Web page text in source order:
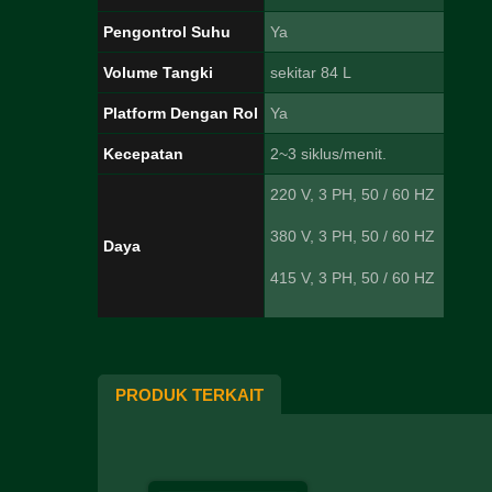
Pengontrol Suhu Ya
Volume Tangki sekitar 84 L
Platform Dengan Rol Ya
Kecepatan 2~3 siklus/menit.
Daya
220 V, 3 PH, 50 / 60 HZ
380 V, 3 PH, 50 / 60 HZ
415 V, 3 PH, 50 / 60 HZ
PRODUK TERKAIT